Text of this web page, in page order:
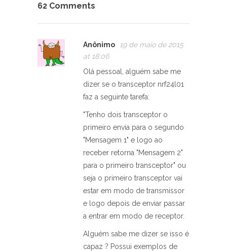
62 Comments
Anônimo
19 de maio de 2015
at 18:06
Olá pessoal, alguém sabe me
dizer se o transceptor nrf24l01
faz a seguinte tarefa:
"Tenho dois transceptor o
primeiro envia para o segundo
"Mensagem 1" e logo ao
receber retorna "Mensagem 2"
para o primeiro transceptor" ou
seja o primeiro transceptor vai
estar em modo de transmissor
e logo depois de enviar passar
a entrar em modo de receptor.
Alguém sabe me dizer se isso é
capaz ? Possui exemplos de